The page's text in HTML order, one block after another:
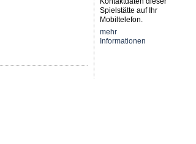
Spielstätte auf Ihr
Mobiltelefon.
mehr
Informationen